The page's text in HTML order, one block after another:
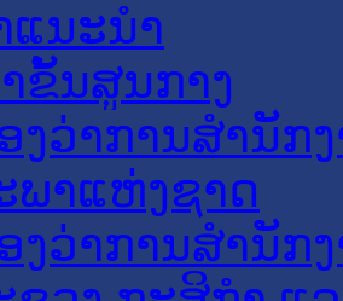
ແນະນໍາ
ຂັ້ນສູນກາງ
ງວ່າການສໍານັກ
ພາແຫ່ງຊາດ
ງວ່າການສຳນັກ